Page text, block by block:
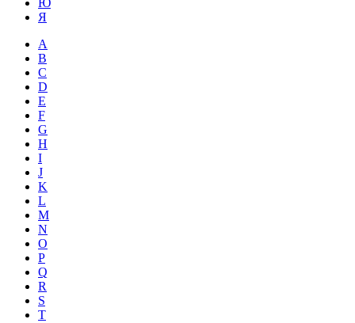
Ю
Я
A
B
C
D
E
F
G
H
I
J
K
L
M
N
O
P
Q
R
S
T